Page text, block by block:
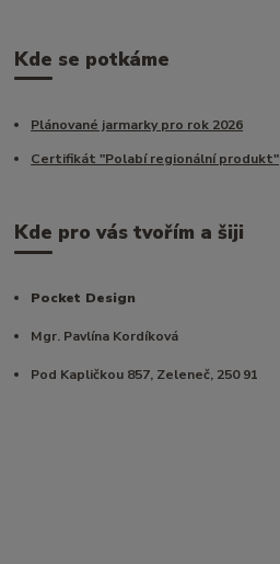
Kde se potkáme
Plánované jarmarky pro rok 2026
Certifikát "Polabí regionální produkt"
Kde pro vás tvořím a šiji
Pocket Design
Mgr. Pavlína Kordíková
Pod Kapličkou 857, Zeleneč, 250 91